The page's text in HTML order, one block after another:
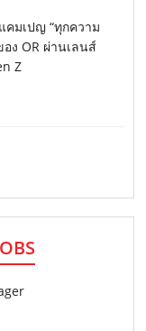
คมเปญ “ทุกความ
ง OR ผ่านเลนส์
Z